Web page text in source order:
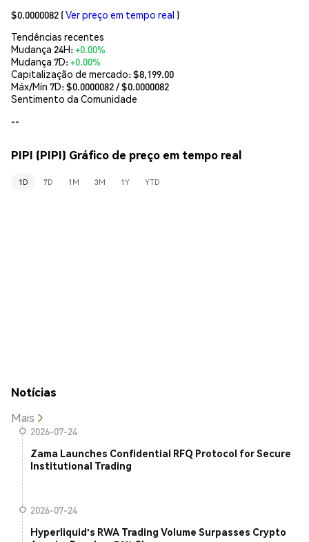
$0.0000082 (Ver preço em tempo real )
Tendências recentes
Mudança 24H:+0.00%
Mudança 7D:+0.00%
Capitalização de mercado:$8,199.00
Máx/Mín 7D: $0.0000082/ $0.0000082
Sentimento da Comunidade
--
PIPI (PIPI) Gráfico de preço em tempo real
1D 7D 1M 3M 1Y YTD
Notícias
Mais
2026-07-24
Zama Launches Confidential RFQ Protocol for Secure
Institutional Trading
2026-07-24
Hyperliquid's RWA Trading Volume Surpasses Crypto